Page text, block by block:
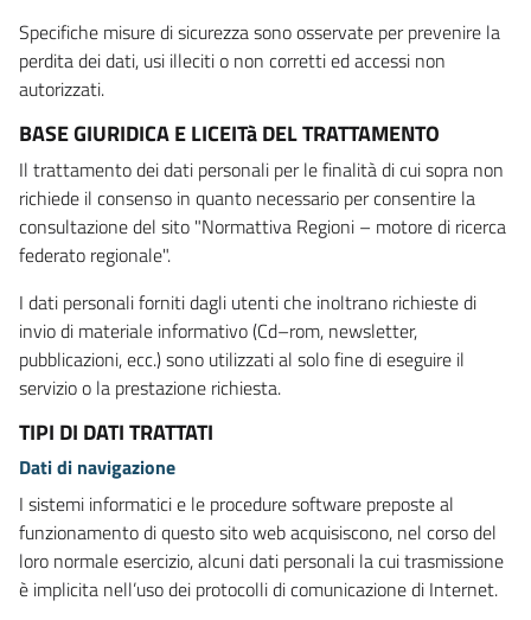
Specifiche misure di sicurezza sono osservate per prevenire la
perdita dei dati, usi illeciti o non corretti ed accessi non
autorizzati.
BASE GIURIDICA E LICEITà DEL TRATTAMENTO
Il trattamento dei dati personali per le finalità di cui sopra non
richiede il consenso in quanto necessario per consentire la
consultazione del sito "Normattiva Regioni – motore di ricerca
federato regionale".
I dati personali forniti dagli utenti che inoltrano richieste di
invio di materiale informativo (Cd–rom, newsletter,
pubblicazioni, ecc.) sono utilizzati al solo fine di eseguire il
servizio o la prestazione richiesta.
TIPI DI DATI TRATTATI
Dati di navigazione
I sistemi informatici e le procedure software preposte al
funzionamento di questo sito web acquisiscono, nel corso del
loro normale esercizio, alcuni dati personali la cui trasmissione
è implicita nell’uso dei protocolli di comunicazione di Internet.